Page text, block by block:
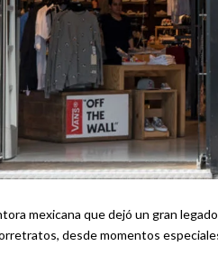
que dejó un gran legado en la
desde momentos